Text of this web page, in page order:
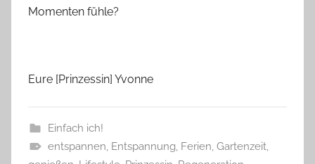
Momenten fühle?
Eure [Prinzessin] Yvonne
Einfach ich!
entspannen, Entspannung, Ferien, Gartenzeit,